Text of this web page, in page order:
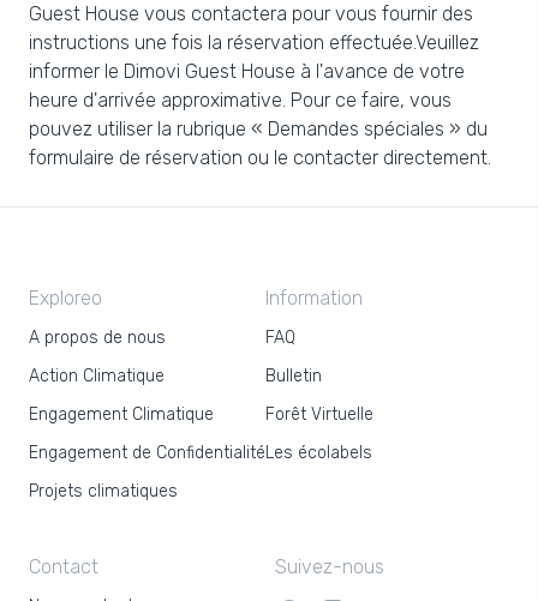
Guest House vous contactera pour vous fournir des
instructions une fois la réservation effectuée.Veuillez
informer le Dimovi Guest House à l'avance de votre
heure d'arrivée approximative. Pour ce faire, vous
pouvez utiliser la rubrique « Demandes spéciales » du
formulaire de réservation ou le contacter directement.
Exploreo
A propos de nous
Action Climatique
Engagement Climatique
Engagement de Confidentialité
Projets climatiques
Information
FAQ
Bulletin
Forêt Virtuelle
Les écolabels
Contact Suivez-nous